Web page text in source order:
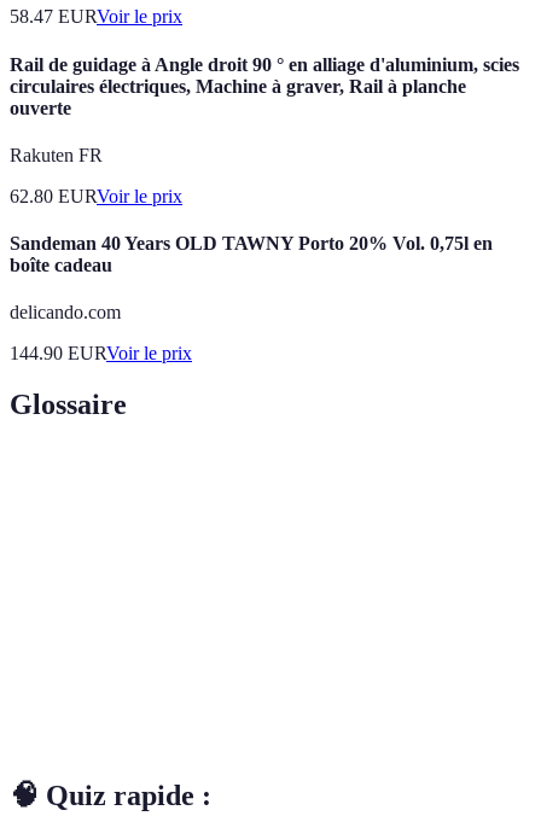
58.47 EURVoir le prix
Rail de guidage à Angle droit 90 ° en alliage d'aluminium, scies
circulaires électriques, Machine à graver, Rail à planche
ouverte
Rakuten FR
62.80 EURVoir le prix
Sandeman 40 Years OLD TAWNY Porto 20% Vol. 0,75l en
boîte cadeau
delicando.com
144.90 EURVoir le prix
Glossaire
🧠 Quiz rapide :